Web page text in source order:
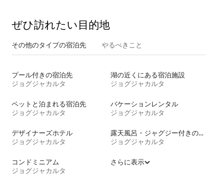
ぜひ訪⁠れ⁠た⁠い目⁠的⁠地
その他のタ⁠イ⁠プ⁠の宿⁠泊⁠先 やるべきこと
プール付きの宿泊先
ジョグジャカルタ
湖の近くにある宿泊施設
ジョグジャカルタ
ペットと泊まれる宿泊先
ジョグジャカルタ
バケーションレンタル
ジョグジャカルタ
デザイナーズホテル
ジョグジャカルタ
露天風呂・ジャグジー付きの宿泊施設
ジョグジャカルタ
コンドミニアム
ジョグジャカルタ
さらに表示